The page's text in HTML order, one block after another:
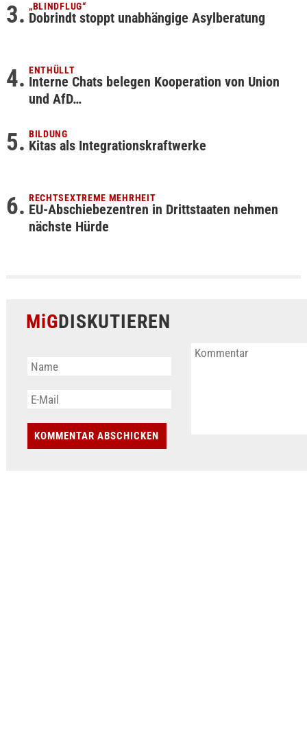
„BLINDFLUG“
Dobrindt stoppt unabhängige Asylberatung
ENTHÜLLT
Interne Chats belegen Kooperation von Union
und AfD…
BILDUNG
Kitas als Integrationskraftwerke
RECHTSEXTREME MEHRHEIT
EU-Abschiebezentren in Drittstaaten nehmen
nächste Hürde
MiGDISKUTIEREN